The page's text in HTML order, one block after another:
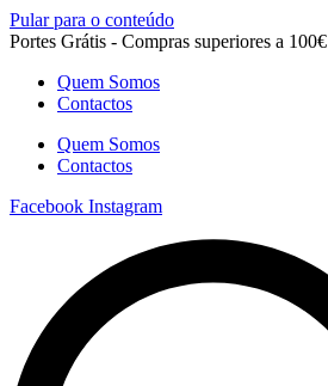
Pular para o conteúdo
Portes Grátis - Compras superiores a 100€
Quem Somos
Contactos
Quem Somos
Contactos
Facebook Instagram